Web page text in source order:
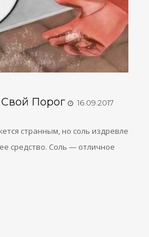
Порог 16.09.2017
странным, но соль издревле
средство. Соль — отличное